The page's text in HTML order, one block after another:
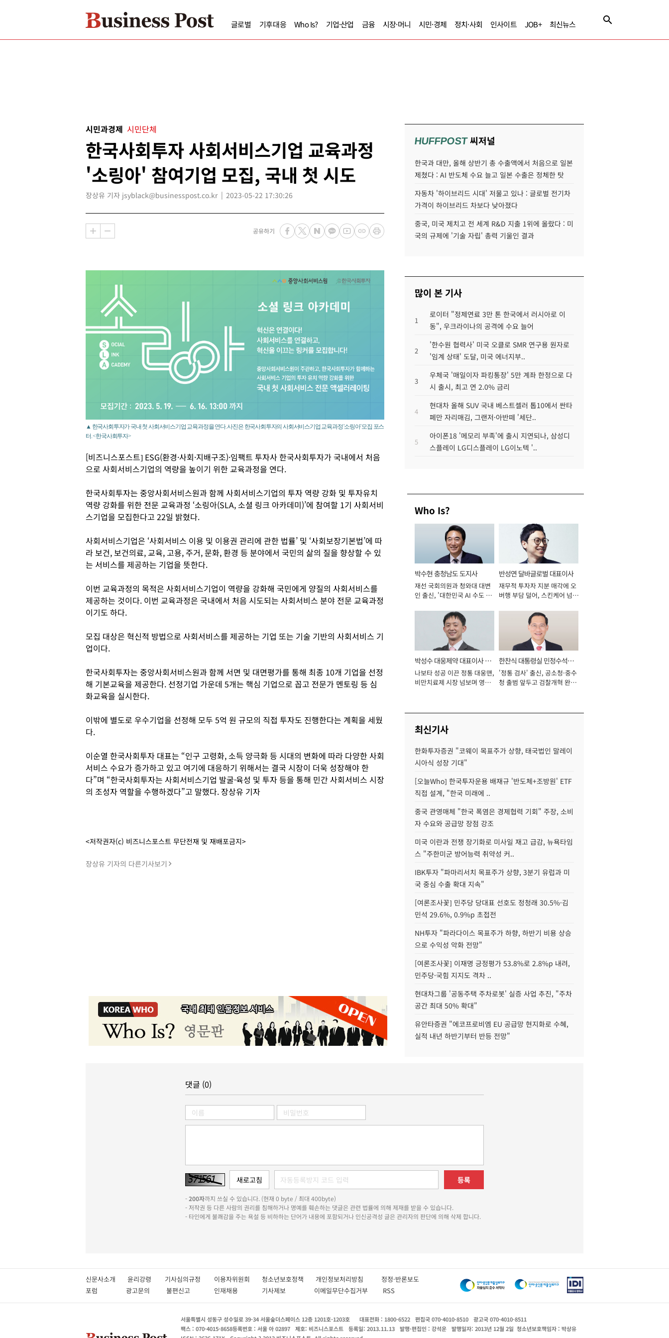
글로벌 기후대응 Who Is? 기업·산업 금융 시장·머니 시민·경제 정치·사회 인사이트 JOB+ 최신뉴스
시민과경제 시민단체
한국사회투자 사회서비스기업 교육과정
'소링아' 참여기업 모집, 국내 첫 시도
장상유 기자 jsyblack@businesspost.co.kr 2023-05-22 17:30:26
공유하기
▲ 한국사회투자가 국내 첫 사회서비스기업 교육과정을 연다. 사진은 한국사회투자의 사회서비스기업 교육과정 '소링아' 모집 포스
터. <한국사회투자>
[비즈니스포스트] ESG(환경·사회·지배구조)·임팩트 투자사 한국사회투자가 국내에서 처음
으로 사회서비스기업의 역량을 높이기 위한 교육과정을 연다.
한국사회투자는 중앙사회서비스원과 함께 사회서비스기업의 투자 역량 강화 및 투자유치
역량 강화를 위한 전문 교육과정 ‘소링아(SLA, 소셜 링크 아카데미)’에 참여할 1기 사회서비
스기업을 모집한다고 22일 밝혔다.
사회서비스기업은 ‘사회서비스 이용 및 이용권 관리에 관한 법률’ 및 ‘사회보장기본법’에 따
라 보건, 보건의료, 교육, 고용, 주거, 문화, 환경 등 분야에서 국민의 삶의 질을 향상할 수 있
는 서비스를 제공하는 기업을 뜻한다.
이번 교육과정의 목적은 사회서비스기업이 역량을 강화해 국민에게 양질의 사회서비스를
제공하는 것이다. 이번 교육과정은 국내에서 처음 시도되는 사회서비스 분야 전문 교육과정
이기도 하다.
모집 대상은 혁신적 방법으로 사회서비스를 제공하는 기업 또는 기술 기반의 사회서비스 기
업이다.
한국사회투자는 중앙사회서비스원과 함께 서면 및 대면평가를 통해 최종 10개 기업을 선정
해 기본교육을 제공한다. 선정기업 가운데 5개는 핵심 기업으로 꼽고 전문가 멘토링 등 심
화교육을 실시한다.
이밖에 별도로 우수기업을 선정해 모두 5억 원 규모의 직접 투자도 진행한다는 계획을 세웠
다.
이순열 한국사회투자 대표는 “인구 고령화, 소득 양극화 등 시대의 변화에 따라 다양한 사회
서비스 수요가 증가하고 있고 여기에 대응하기 위해서는 결국 시장이 더욱 성장해야 한
다”며 “한국사회투자는 사회서비스기업 발굴·육성 및 투자 등을 통해 민간 사회서비스 시장
의 조성자 역할을 수행하겠다”고 말했다. 장상유 기자
<저작권자(c) 비즈니스포스트 무단전재 및 재배포금지>
장상유 기자의 다른기사보기
HUFFPOST씨저널
한국과 대만, 올해 상반기 총 수출액에서 처음으로 일본
제쳤다 : AI 반도체 수요 늘고 일본 수출은 정체한 탓
자동차 '하이브리드 시대' 저물고 있나 : 글로벌 전기차
가격이 하이브리드 차보다 낮아졌다
중국, 미국 제치고 전 세계 R&D 지출 1위에 올랐다 : 미
국의 규제에 '기술 자립' 총력 기울인 결과
많이 본 기사
1
로이터 "정제연료 3만 톤 한국에서 러시아로 이
동", 우크라이나의 공격에 수요 늘어
2
'한수원 협력사' 미국 오클로 SMR 연구용 원자로
'임계 상태' 도달, 미국 에너지부..
3
우체국 '매일이자 파킹통장' 5만 계좌 한정으로 다
시 출시, 최고 연 2.0% 금리
4
현대차 올해 SUV 국내 베스트셀러 톱10에서 싼타
페만 자리매김, 그랜저·아반떼 '세단..
5
아이폰18 '메모리 부족'에 출시 지연되나, 삼성디
스플레이 LG디스플레이 LG이노텍 '..
Who Is?
박수현 충청남도 도지사
재선 국회의원과 청와대 대변
인 출신, '대한민국 AI 수도 충
반성연 달바글로벌 대표이사
재무적 투자자 지분 매각에 오
버행 부담 덜어, 스킨케어 넘어
년]
박성수 대웅제약 대표이사 사
장
나보타 성공 이끈 정통 대웅맨,
비만치료제 시장 넘보며 영업
한찬식 대통령실 민정수석비
서관
'정통 검사' 출신, 공소청·중수
청 출범 앞두고 검찰개혁 완수
최신기사
한화투자증권 "코웨이 목표주가 상향, 태국법인 말레이
시아식 성장 기대"
[오늘Who] 한국투자운용 배재규 '반도체+조방원' ETF
직접 설계, "한국 미래에 ..
중국 관영매체 "한국 폭염은 경제협력 기회" 주장, 소비
자 수요와 공급망 장점 강조
미국 이란과 전쟁 장기화로 미사일 재고 급감, 뉴욕타임
스 "주한미군 방어능력 취약성 커..
IBK투자 "파마리서치 목표주가 상향, 3분기 유럽과 미
국 중심 수출 확대 지속"
[여론조사꽃] 민주당 당대표 선호도 정청래 30.5%·김
민석 29.6%, 0.9%p 초접전
NH투자 "파라다이스 목표주가 하향, 하반기 비용 상승
으로 수익성 악화 전망"
[여론조사꽃] 이재명 긍정평가 53.8%로 2.8%p 내려,
민주당·국힘 지지도 격차 ..
현대차그룹 '공동주택 주차로봇' 실증 사업 추진, "주차
공간 최대 50% 확대"
유안타증권 "에코프로비엠 EU 공급망 현지화로 수혜,
실적 내년 하반기부터 반등 전망"
댓글 (0)
등록
-200자까지 쓰실 수 있습니다. (현재 0 byte / 최대 400byte)
- 저작권 등 다른 사람의 권리를 침해하거나 명예를 훼손하는 댓글은 관련 법률에 의해 제재를 받을 수 있습니다.
- 타인에게 불쾌감을 주는 욕설 등 비하하는 단어가 내용에 포함되거나 인신공격성 글은 관리자의 판단에 의해 삭제 합니다.
신문사소개 윤리강령 기사심의규정 이용자위원회 청소년보호정책 개인정보처리방침 정정·반론보도
포럼
광고문의 불편신고 인재채용 기사제보 이메일무단수집거부 RSS
서울특별시 성동구 성수일로 39-34 서울숲더스페이스 12층 1201호-1203호 대표전화 : 1800-6522 편집국 070-4010-8510
광고국 070-4010-8511
팩스 : 070-4015-8658등록번호 : 서울 아 02897 제호: 비즈니스포스트 등록일: 2013.11.13 발행·편집인 : 강석운 발행일자: 2013년 12월 2일 청소년보호책임자 : 박상유